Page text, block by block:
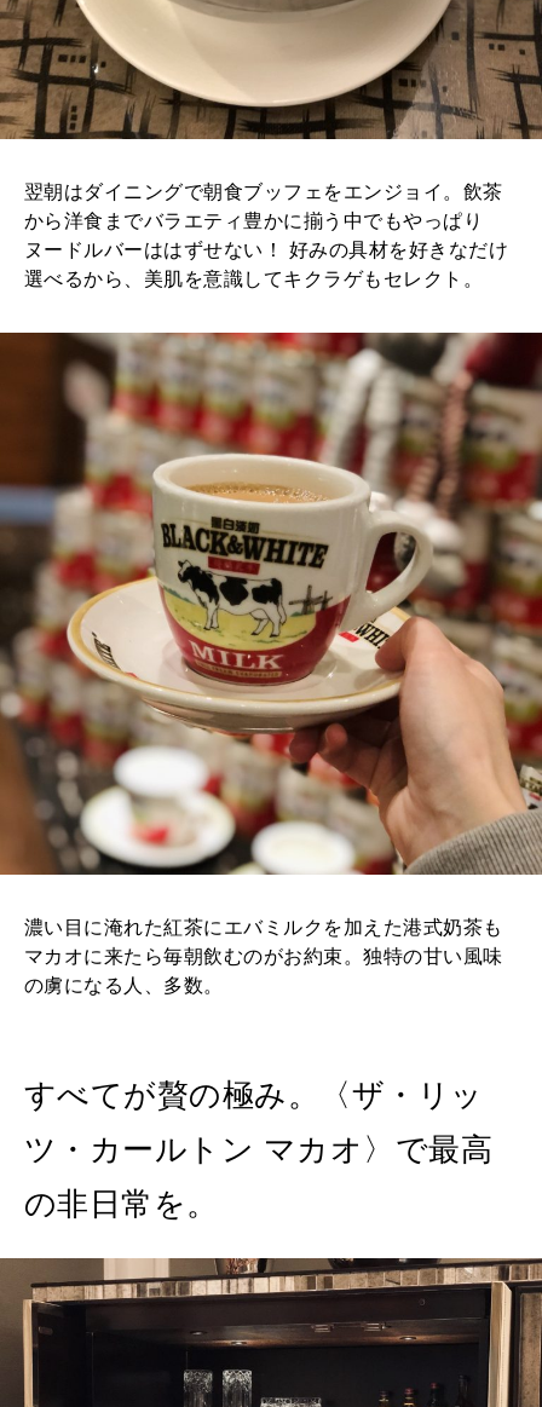
翌朝はダイニングで朝食ブッフェをエンジョイ。飲茶
から洋食までバラエティ豊かに揃う中でもやっぱり
ヌードルバーははずせない！ 好みの具材を好きなだけ
選べるから、美肌を意識してキクラゲもセレクト。
濃い目に淹れた紅茶にエバミルクを加えた港式奶茶も
マカオに来たら毎朝飲むのがお約束。独特の甘い風味
の虜になる人、多数。
すべてが贅の極み。〈ザ・リッ
ツ・カールトン マカオ〉で最高
の非日常を。